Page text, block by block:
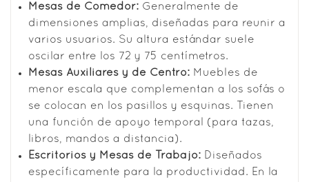
Mesas de Comedor: Generalmente de
dimensiones amplias, diseñadas para reunir a
varios usuarios. Su altura estándar suele
oscilar entre los 72 y 75 centímetros.
Mesas Auxiliares y de Centro: Muebles de
menor escala que complementan a los sofás o
se colocan en los pasillos y esquinas. Tienen
una función de apoyo temporal (para tazas,
libros, mandos a distancia).
Escritorios y Mesas de Trabajo: Diseñados
específicamente para la productividad. En la